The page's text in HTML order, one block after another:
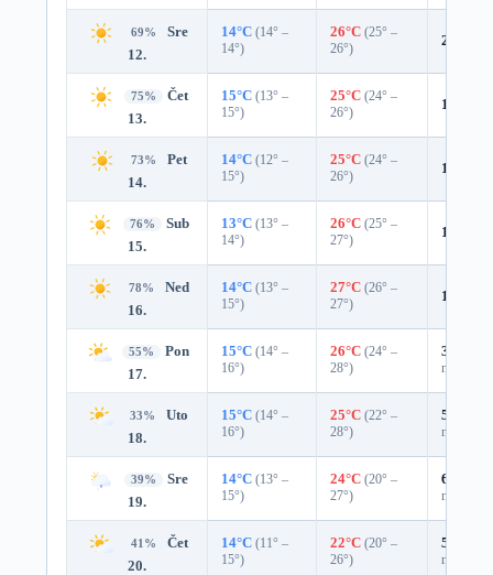
69%
Sre
12.
14°C (14° –
14°)
26°C (25° –
26°)
20%
75%
Čet
13.
15°C (13° –
15°)
25°C (24° –
26°)
14%
73%
Pet
14.
14°C (12° –
15°)
25°C (24° –
26°)
10%
76%
Sub
15.
13°C (13° –
14°)
26°C (25° –
27°)
10%
78%
Ned
16.
14°C (13° –
15°)
27°C (26° –
27°)
10%
55%
Pon
17.
15°C (14° –
16°)
26°C (24° –
28°)
35%
mm)
33%
Uto
18.
15°C (14° –
16°)
25°C (22° –
28°)
51%
mm)
39%
Sre
19.
14°C (13° –
15°)
24°C (20° –
27°)
61%
mm)
41%
Čet
20.
14°C (11° –
15°)
22°C (20° –
26°)
51%
mm)